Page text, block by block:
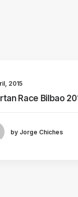
2015
Race Bilbao
by Jorge Chiches